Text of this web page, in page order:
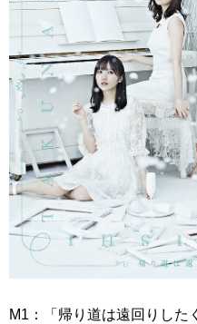
M1：「帰り道は遠回りした